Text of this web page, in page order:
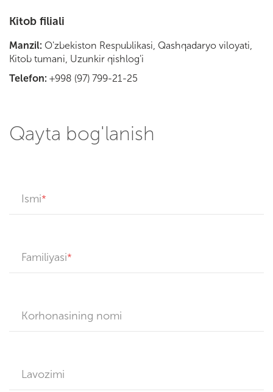
Kitob filiali
Manzil: O'zbekiston Respublikasi, Qashqadaryo viloyati,
Kitob tumani, Uzunkir qishlog'i
Telefon: +998 (97) 799-21-25
Qayta bog'lanish
Ismi
Familiyasi
Korhonasining nomi
Lavozimi